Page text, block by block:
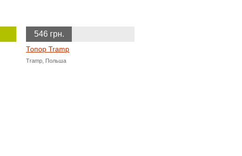
546 грн.
Топор Tramp
Tramp, Польша